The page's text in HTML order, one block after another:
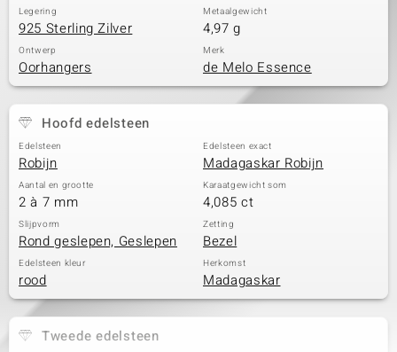
Legering
925 Sterling Zilver
Metaalgewicht
4,97 g
Ontwerp
Oorhangers
Merk
de Melo Essence
Hoofd edelsteen
Edelsteen
Robijn
Edelsteen exact
Madagaskar Robijn
Aantal en grootte
2 à 7 mm
Karaatgewicht som
4,085 ct
Slijpvorm
Rond geslepen, Geslepen
Zetting
Bezel
Edelsteen kleur
rood
Herkomst
Madagaskar
Tweede edelsteen